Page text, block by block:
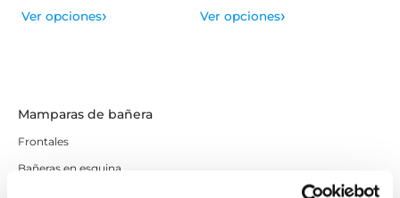
Ver opciones› Ver opciones›
Mamparas de bañera
Frontales
Bañeras en esquina